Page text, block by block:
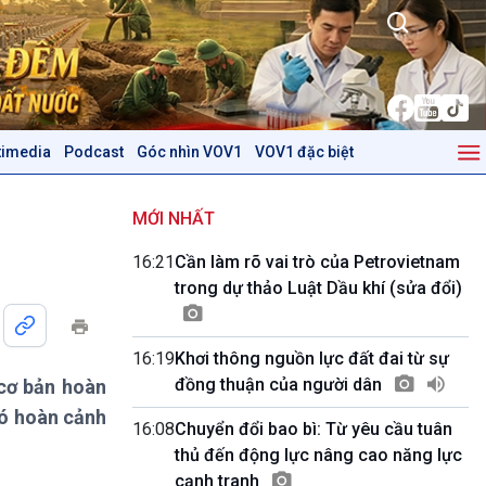
Podcast Góc nhìn VOV1 VOV1 đặc biệt
Dòng chảy Kinh tế
Khởi nghiệp
Tuyên chiến với gian lận
Mùa vàng
Biển đảo Việt Nam
Tìm hiểu biển, đảo Việt
Nam
Góc nhìn VOV1
Bình luận
bản hoàn
hoàn cảnh
MỚI NHẤT
16:21Cần làm rõ vai trò của Petrovietnam
trong dự thảo Luật Dầu khí (sửa đổi)
16:19Khơi thông nguồn lực đất đai từ sự
đồng thuận của người dân
16:08Chuyển đổi bao bì: Từ yêu cầu tuân
thủ đến động lực nâng cao năng lực
cạnh tranh